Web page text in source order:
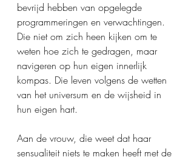
bevrijd hebben van opgelegde
programmeringen en verwachtingen.
Die niet om zich heen kijken om te
weten hoe zich te gedragen, maar
navigeren op hun eigen innerlijk
kompas. Die leven volgens de wetten
van het universum en de wijsheid in
hun eigen hart.
Aan de vrouw, die weet dat haar
sensualiteit niets te maken heeft met de